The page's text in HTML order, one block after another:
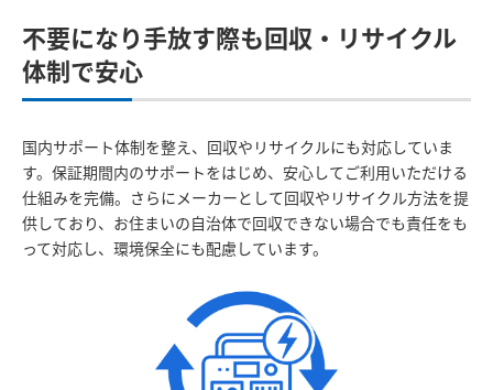
不要になり手放す際も回収・リサイクル
体制で安心
国内サポート体制を整え、回収やリサイクルにも対応していま
す。保証期間内のサポートをはじめ、安心してご利用いただける
仕組みを完備。さらにメーカーとして回収やリサイクル方法を提
供しており、お住まいの自治体で回収できない場合でも責任をも
って対応し、環境保全にも配慮しています。